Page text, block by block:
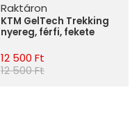
Raktáron
KTM GelTech Trekking
nyereg, férfi, fekete
12 500 Ft
12 500 Ft